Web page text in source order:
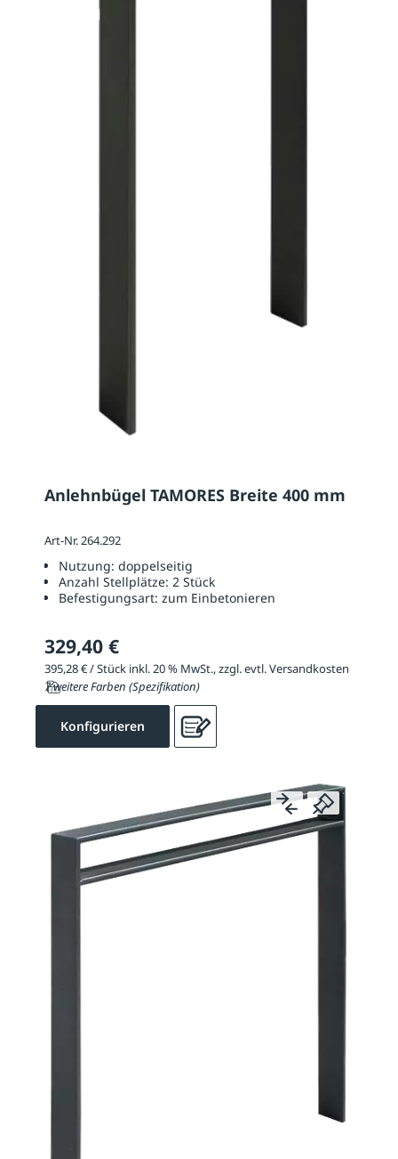
Anlehnbügel TAMORES Breite 400 mm
Art-Nr. 264.292
Nutzung: doppelseitig
Anzahl Stellplätze: 2 Stück
Befestigungsart: zum Einbetonieren
329,40 €
395,28 € / Stück inkl. 20 % MwSt., zzgl. evtl. Versandkosten
7 weitere Farben (Spezifikation)
Konfigurieren